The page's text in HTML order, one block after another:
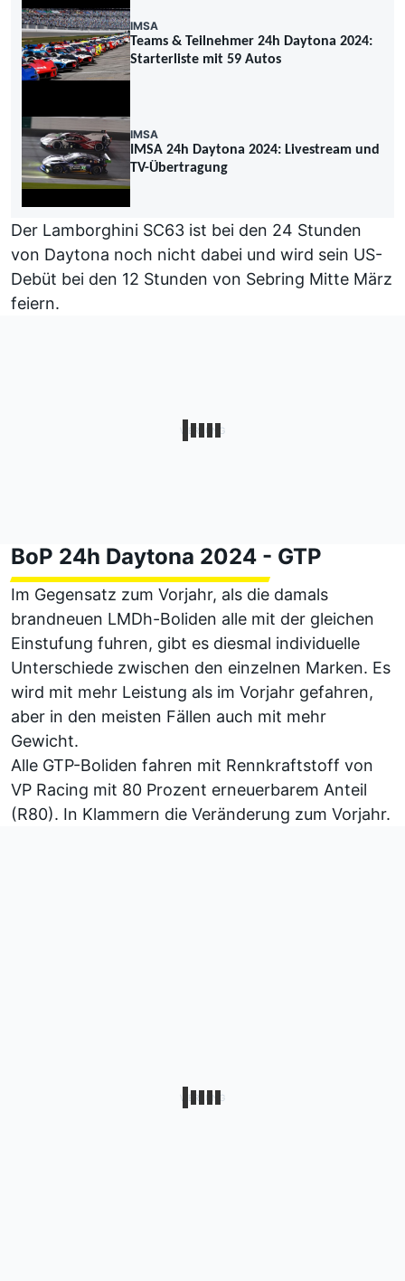
IMSA
Teams & Teilnehmer 24h Daytona 2024:
Starterliste mit 59 Autos
IMSA
IMSA 24h Daytona 2024: Livestream und
TV-Übertragung
Der Lamborghini SC63 ist bei den 24 Stunden
von Daytona noch nicht dabei und wird sein US-
Debüt bei den 12 Stunden von Sebring Mitte März
feiern.
BoP 24h Daytona 2024 - GTP
Im Gegensatz zum Vorjahr, als die damals
brandneuen LMDh-Boliden alle mit der gleichen
Einstufung fuhren, gibt es diesmal individuelle
Unterschiede zwischen den einzelnen Marken. Es
wird mit mehr Leistung als im Vorjahr gefahren,
aber in den meisten Fällen auch mit mehr
Gewicht.
Alle GTP-Boliden fahren mit Rennkraftstoff von
VP Racing mit 80 Prozent erneuerbarem Anteil
(R80). In Klammern die Veränderung zum Vorjahr.